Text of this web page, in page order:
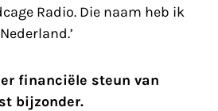
Radio. Die naam heb ik
financiële steun van
bijzonder.